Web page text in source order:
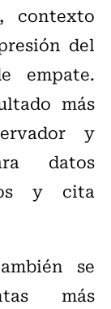
contexto
del
empate.
más
y
datos
y cita
se
más